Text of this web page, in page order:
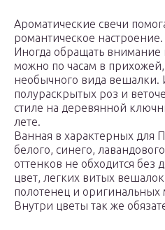
Ароматические свечи
романтическое настроение.
Иногда обращать
можно по часам в
необычного вида вешалки.
полураскрытых роз и
стиле на деревянной
лете.
Ванная в характерных для
белого, синего,
оттенков не обходится без
цвет, легких витых
полотенец и оригинальных
Внутри цветы так же